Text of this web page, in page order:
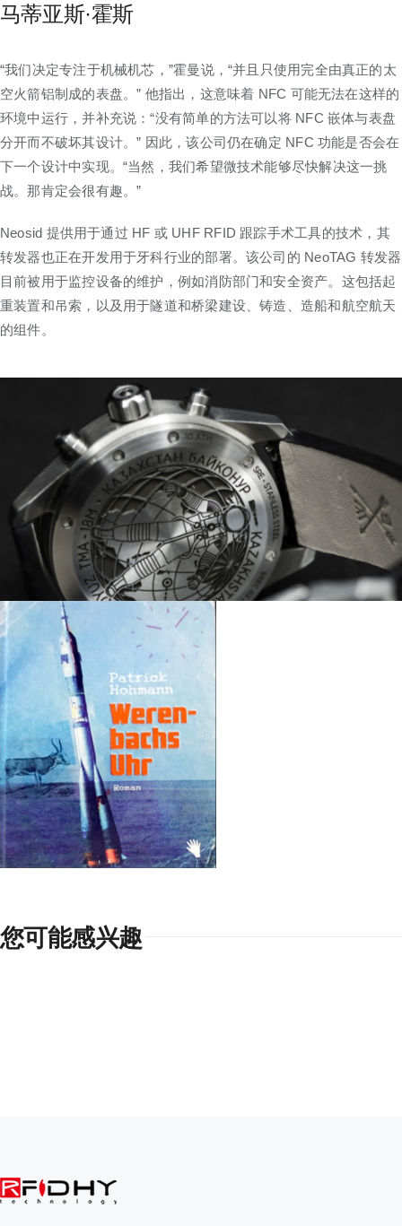
马蒂亚斯·霍斯
“我们决定专注于机械机芯，”霍曼说，“并且只使用完全由真正的太
空火箭铝制成的表盘。” 他指出，这意味着 NFC 可能无法在这样的
环境中运行，并补充说：“没有简单的方法可以将 NFC 嵌体与表盘
分开而不破坏其设计。” 因此，该公司仍在确定 NFC 功能是否会在
下一个设计中实现。“当然，我们希望微技术能够尽快解决这一挑
战。那肯定会很有趣。”
Neosid 提供用于通过 HF 或 UHF RFID 跟踪手术工具的技术，其
转发器也正在开发用于牙科行业的部署。该公司的 NeoTAG 转发器
目前被用于监控设备的维护，例如消防部门和安全资产。这包括起
重装置和吊索，以及用于隧道和桥梁建设、铸造、造船和航空航天
的组件。
您可能感兴趣